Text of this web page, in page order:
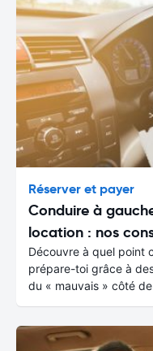
Réserver et payer
Conduire à
location : nos
Découvre à quel point
prépare-toi grâce à
du « mauvais » côté